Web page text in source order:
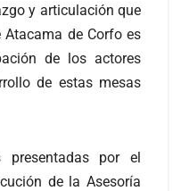
y articulación que
Atacama de Corfo es
de los actores
de estas mesas
presentadas por el
de la Asesoría